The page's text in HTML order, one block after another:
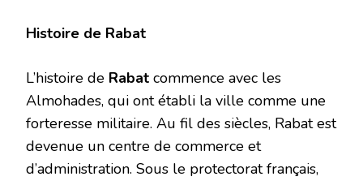
Histoire de Rabat
L’histoire de Rabat commence avec les
Almohades, qui ont établi la ville comme une
forteresse militaire. Au fil des siècles, Rabat est
devenue un centre de commerce et
d’administration. Sous le protectorat français,